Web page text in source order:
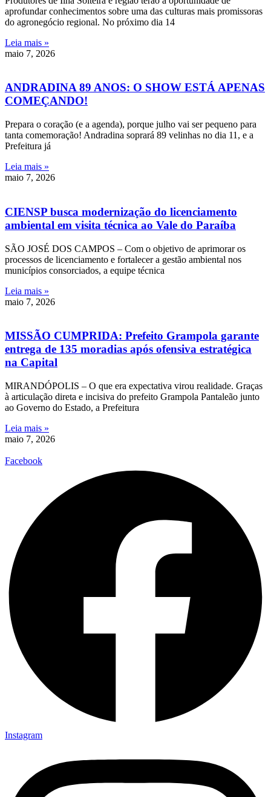
aprofundar conhecimentos sobre uma das culturas mais promissoras
do agronegócio regional. No próximo dia 14
Leia mais »
maio 7, 2026
ANDRADINA 89 ANOS: O SHOW ESTÁ APENAS
COMEÇANDO!
Prepara o coração (e a agenda), porque julho vai ser pequeno para
tanta comemoração! Andradina soprará 89 velinhas no dia 11, e a
Prefeitura já
Leia mais »
maio 7, 2026
CIENSP busca modernização do licenciamento
ambiental em visita técnica ao Vale do Paraíba
SÃO JOSÉ DOS CAMPOS – Com o objetivo de aprimorar os
processos de licenciamento e fortalecer a gestão ambiental nos
municípios consorciados, a equipe técnica
Leia mais »
maio 7, 2026
MISSÃO CUMPRIDA: Prefeito Grampola garante
entrega de 135 moradias após ofensiva estratégica
na Capital
MIRANDÓPOLIS – O que era expectativa virou realidade. Graças
à articulação direta e incisiva do prefeito Grampola Pantaleão junto
ao Governo do Estado, a Prefeitura
Leia mais »
maio 7, 2026
Facebook
Instagram